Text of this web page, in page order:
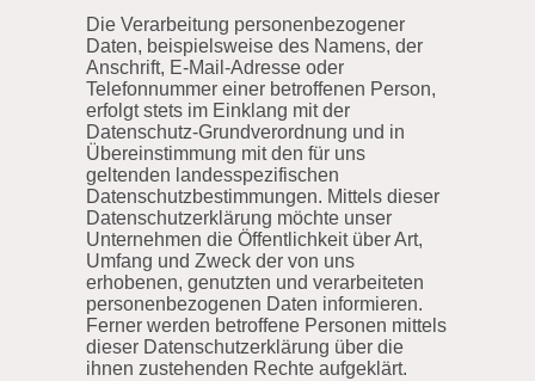
Die Verarbeitung personenbezogener
Daten, beispielsweise des Namens, der
Anschrift, E-Mail-Adresse oder
Telefonnummer einer betroffenen Person,
erfolgt stets im Einklang mit der
Datenschutz-Grundverordnung und in
Übereinstimmung mit den für uns
geltenden landesspezifischen
Datenschutzbestimmungen. Mittels dieser
Datenschutzerklärung möchte unser
Unternehmen die Öffentlichkeit über Art,
Umfang und Zweck der von uns
erhobenen, genutzten und verarbeiteten
personenbezogenen Daten informieren.
Ferner werden betroffene Personen mittels
dieser Datenschutzerklärung über die
ihnen zustehenden Rechte aufgeklärt.